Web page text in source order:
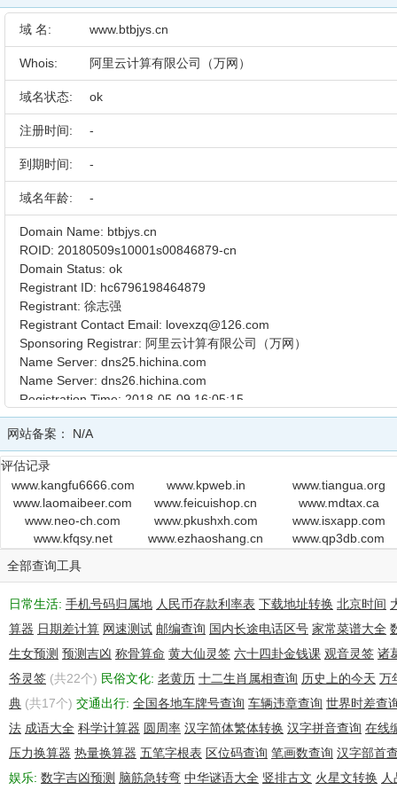
域 名: www.btbjys.cn
Whois: 阿里云计算有限公司（万网）
域名状态: ok
注册时间: -
到期时间: -
域名年龄: -
Domain Name: btbjys.cn
ROID: 20180509s10001s00846879-cn
Domain Status: ok
Registrant ID: hc6796198464879
Registrant: 徐志强
Registrant Contact Email: lovexzq@126.com
Sponsoring Registrar: 阿里云计算有限公司（万网）
Name Server: dns25.hichina.com
Name Server: dns26.hichina.com
Registration Time: 2018-05-09 16:05:15
Expiration Time: 2019-05-09 16:05:15
DNSSEC: unsigned
网站备案： N/A
评估记录
www.kangfu6666.com
www.kpweb.in
www.tiangua.org
www.laomaibeer.com
www.feicuishop.cn
www.mdtax.ca
www.neo-ch.com
www.pkushxh.com
www.isxapp.com
www.kfqsy.net
www.ezhaoshang.cn
www.qp3db.com
全部查询工具
日常生活: 手机号码归属地 人民币存款利率表 下载地址转换 北京时间
算器 日期差计算 网速测试 邮编查询 国内长途电话区号 家常菜谱大全
生女预测 预测吉凶 称骨算命 黄大仙灵签 六十四卦金钱课 观音灵签 诸
爷灵签 (共22个) 民俗文化: 老黄历 十二生肖属相查询 历史上的今天 万
典 (共17个) 交通出行: 全国各地车牌号查询 车辆违章查询 世界时差查
法 成语大全 科学计算器 圆周率 汉字简体繁体转换 汉字拼音查询 在线
压力换算器 热量换算器 五笔字根表 区位码查询 笔画数查询 汉字部首
娱乐: 数字吉凶预测 脑筋急转弯 中华谜语大全 竖排古文 火星文转换